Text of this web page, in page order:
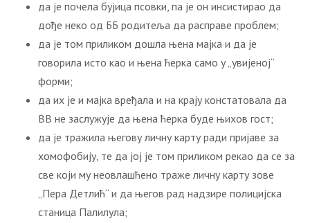
да је почела бујица псовки, па је он инсистирао да
дође неко од ББ родитеља да расправе проблем;
да је том приликом дошла њена мајка и да је
говорила исто као и њена ћерка само у „увијеној“
форми;
да их је и мајка вређала и на крају констатовала да
ВВ не заслужује да њена ћерка буде њихов гост;
да је тражила његову личну карту ради пријаве за
хомофобију, те да јој је том приликом рекао да се за
све који му неовлашћено траже личну карту зове
„Пера Детлић“ и да његов рад надзире полицијска
станица Палилула;